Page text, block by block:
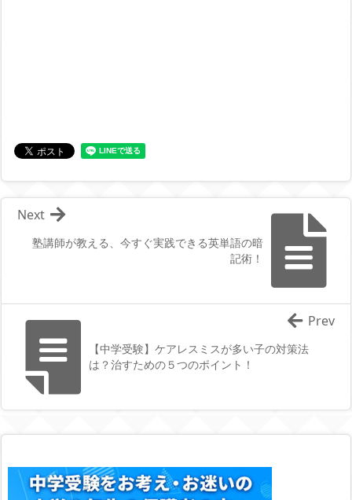
塾講師が教える、今すぐ実践できる英単語の暗
記術！
Next
【中学受験】ケアレスミスが多い子の対策法
は？治すための５つのポイント！
Prev